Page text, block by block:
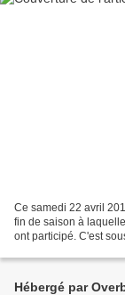
Ce samedi 22 avril
fin de saison à
ont participé. C'est
Hébergé par